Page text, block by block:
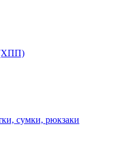
(ХПП)
сумки, рюкзаки